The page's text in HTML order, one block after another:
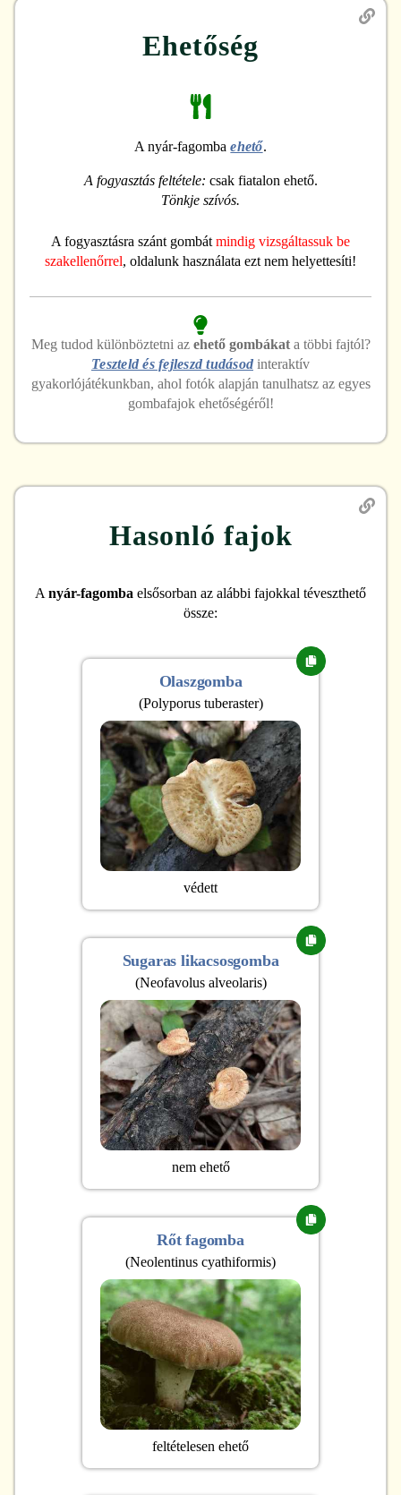
Ehetőség
A nyár-fagombaehető.
A fogyasztás feltétele: csak fiatalon ehető.
Tönkje szívós.
A fogyasztásra szánt gombát mindig vizsgáltassuk be
szakellenőrrel, oldalunk használata ezt nem helyettesíti!
Meg tudod különböztetni az ehetőgombákata többi fajtól?
Teszteld és fejleszd tudásod interaktív
gyakorlójátékunkban, ahol fotók alapján tanulhatsz az egyes
gombafajok ehetőségéről!
Hasonló fajok
A nyár-fagomba elsősorban az alábbi fajokkal téveszthető
össze:
Olaszgomba
(Polyporus tuberaster)
védett
Sugaras likacsosgomba
(Neofavolus alveolaris)
nem ehető
Rőt fagomba
(Neolentinus cyathiformis)
feltételesen ehető